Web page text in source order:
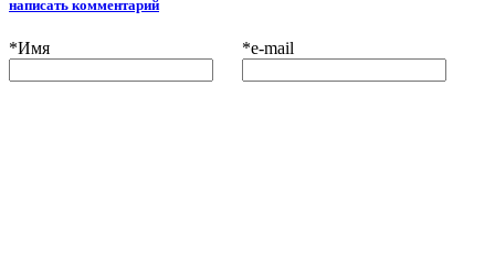
написать комментарий
*Имя *e-mail